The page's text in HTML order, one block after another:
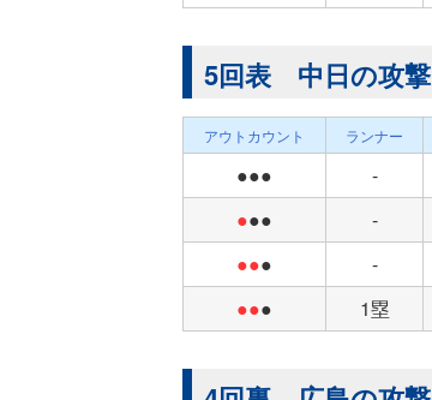
5回表 中日の攻撃
アウトカウント ランナー
●●● -
●●● -
●●● -
●●● 1塁